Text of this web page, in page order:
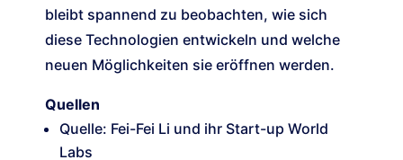
bleibt spannend zu beobachten, wie sich
diese Technologien entwickeln und welche
neuen Möglichkeiten sie eröffnen werden.
Quellen
Quelle: Fei-Fei Li und ihr Start-up World
Labs